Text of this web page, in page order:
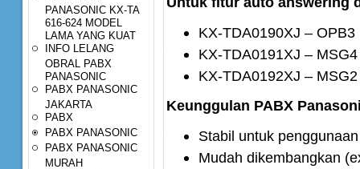
PANASONIC KX-TA
616-624 MODEL
LAMA YANG KUAT
INFO LELANG
OBRAL PABX
PANASONIC
PABX PANASONIC
JAKARTA
PABX
PABX PANASONIC
PABX PANASONIC
MURAH
KX-TDA0190XJ – OPB3
KX-TDA0191XJ – MSG4
KX-TDA0192XJ – MSG2
Keunggulan PABX
Stabil untuk
Mudah dikembangkan